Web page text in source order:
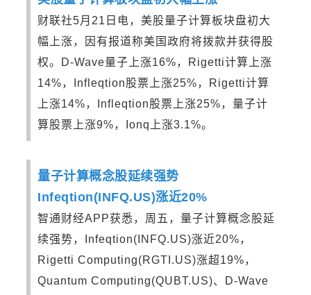
财联社5月21日电，美股量子计算板块盘初大
幅上涨，因有报道称美国政府将拨款并获得股
权。D-Wave量子上涨16%，Rigetti计算上涨
14%，Infleqtion股票上涨25%，Rigetti计算
上涨14%，Infleqtion股票上涨25%，量子计
算股票上涨9%，Ionq上涨3.1%。
量子计算概念股延续强势
Infeqtion(INFQ.US)涨近20%
智通财经APP获悉，周五，量子计算概念股延
续强势，Infeqtion(INFQ.US)涨近20%，
Rigetti Computing(RGTI.US)涨超19%，
Quantum Computing(QUBT.US)、D-Wave